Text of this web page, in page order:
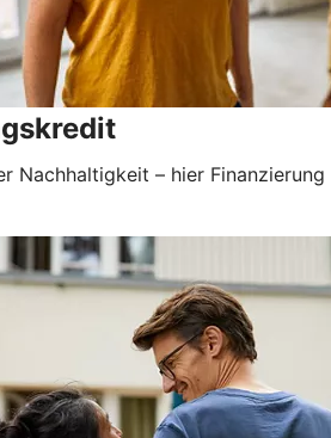
Nachhaltigkeit – hier Finanzierung